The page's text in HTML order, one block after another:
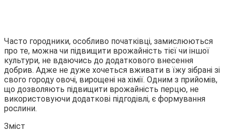
Часто городники, особливо початківці, замислюються
про те, можна чи підвищити врожайність тієї чи іншої
культури, не вдаючись до додаткового внесення
добрив. Адже не дуже хочеться вживати в їжу зібрані зі
свого городу овочі, вирощені на хімії. Одним з прийомів,
що дозволяють підвищити врожайність перцю, не
використовуючи додаткові підгодівлі, є формування
рослини.
Зміст